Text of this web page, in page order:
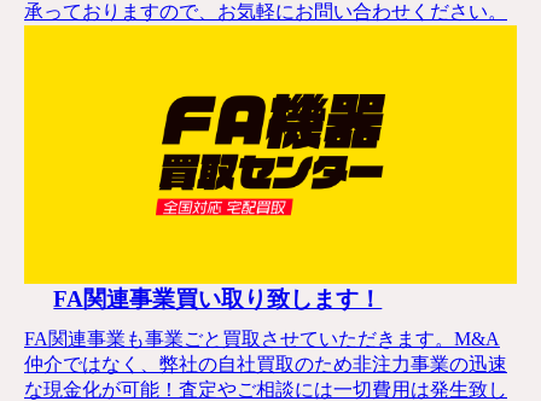
承っておりますので、お気軽にお問い合わせください。
FA関連事業買い取り致します！
FA関連事業も事業ごと買取させていただきます。M&A
仲介ではなく、弊社の自社買取のため非注力事業の迅速
な現金化が可能！査定やご相談には一切費用は発生致し